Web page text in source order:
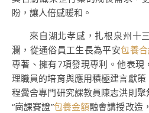
盼，讓人倍感暖和。
來自湖北孝感，扎根泉州十
瀾，從通俗員工生長為平安包養
專著、擁有7項發現專利。他表現
理職員的培育與應用積極建言獻
程黌舍專門研究課教員陳志洪則
“崗課賽證”包養金額融會講授改造